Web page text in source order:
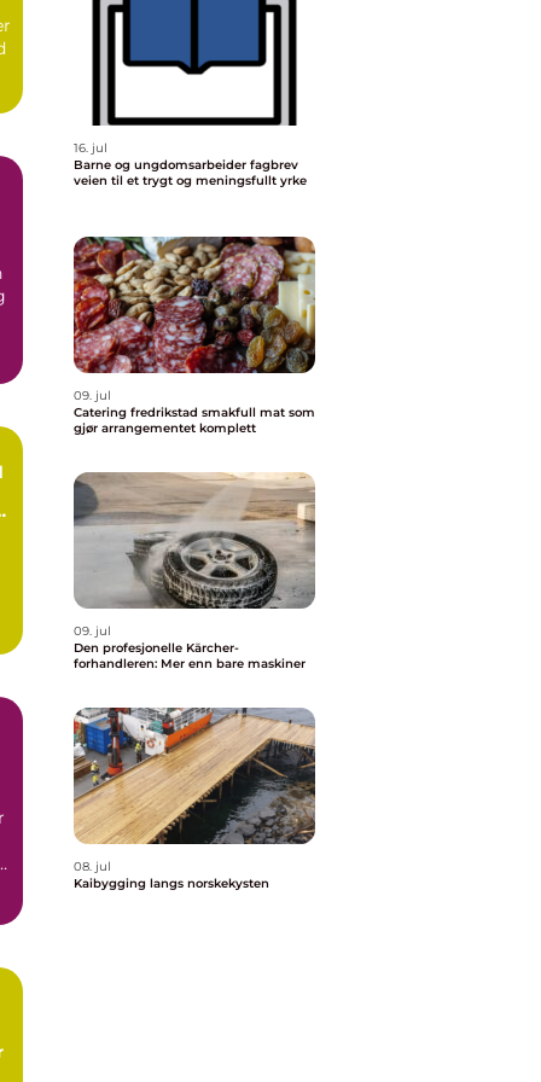
16. jul
Barne og ungdomsarbeider fagbrev
veien til et trygt og meningsfullt yrke
09. jul
Catering fredrikstad smakfull mat som
gjør arrangementet komplett
09. jul
Den profesjonelle Kärcher-
forhandleren: Mer enn bare maskiner
08. jul
Kaibygging langs norskekysten